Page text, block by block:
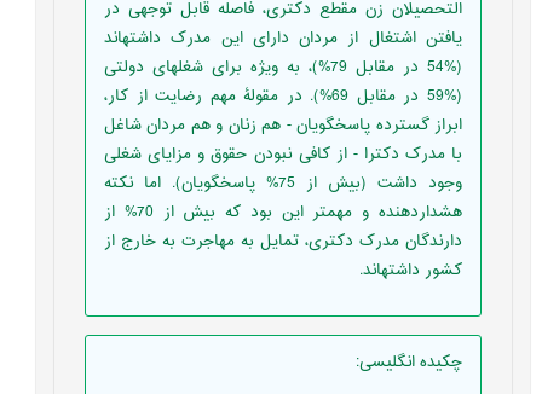
التحصیلان زن مقطع دکتری، فاصله‏ قابل توجهی در
یافتن اشتغال از مردان دارای این مدرک داشته‏اند
(%54 در مقابل 79%)، به ویژه برای شغل‏های دولتی
(%59 در مقابل 69%). در مقولۀ مهم رضایت از کار،
ابراز گسترده‏ پاسخگویان - هم زنان و هم مردان شاغل
با مدرک دکترا - از کافی نبودن حقوق و مزایای شغلی
وجود داشت (بیش از 75% پاسخگویان). اما نکته
هشداردهنده‏ و مهم‏تر این بود که بیش از 70% از
دارندگان مدرک دکتری، تمایل به مهاجرت به خارج از
کشور داشته‏اند.
چکیده انگلیسی: